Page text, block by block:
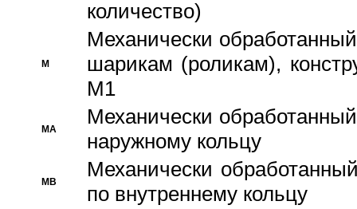
количество)
M
Механически
шарикам (роликам),
M1
MA
Механически
наружному кольцу
MB
Механически
по внутреннему кольцу